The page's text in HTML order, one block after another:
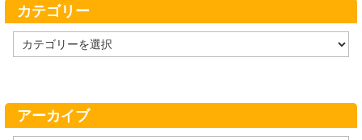
カテゴリー
テ
ー
アーカイブ